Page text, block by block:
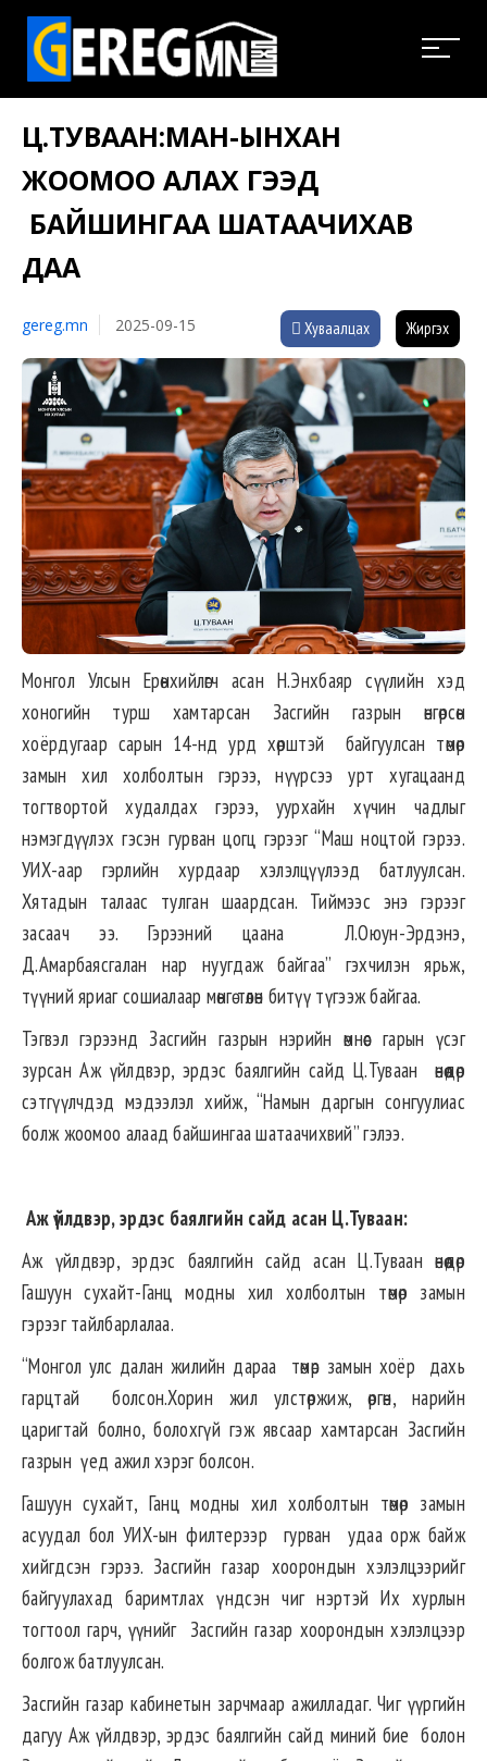
Ц.ТУВААН:МАН-ЫНХАН
ЖООМОО АЛАХ ГЭЭД
БАЙШИНГАА ШАТААЧИХАВ
ДАА
gereg.mn 2025-09-15 Хуваалцах Жиргэх
Монгол Улсын Ерөнхийлөгч асан Н.Энхбаяр сүүлийн хэд
хоногийн турш хамтарсан Засгийн газрын өнгөрсөн
хоёрдугаар сарын 14-нд урд хөрштэй байгуулсан төмөр
замын хил холболтын гэрээ, нүүрсээ урт хугацаанд
тогтвортой худалдах гэрээ, уурхайн хүчин чадлыг
нэмэгдүүлэх гэсэн гурван цогц гэрээг “Маш ноцтой гэрээ.
УИХ-аар гэрлийн хурдаар хэлэлцүүлээд батлуулсан.
Хятадын талаас тулган шаардсан. Тиймээс энэ гэрээг
засаач ээ. Гэрээний цаана Л.Оюун-Эрдэнэ,
Д.Амарбаясгалан нар нуугдаж байгаа” гэхчилэн ярьж,
түүний яриаг сошиалаар мөнгө төлөн битүү түгээж байгаа.
Тэгвэл гэрээнд Засгийн газрын нэрийн өмнөөс гарын үсэг
зурсан Аж үйлдвэр, эрдэс баялгийн сайд Ц.Туваан өнөөдөр
сэтгүүлчдэд мэдээлэл хийж, “Намын даргын сонгуулиас
болж жоомоо алаад байшингаа шатаачихвий” гэлээ.
Аж үйлдвэр, эрдэс баялгийн сайд асан Ц.Туваан:
Аж үйлдвэр, эрдэс баялгийн сайд асан Ц.Туваан өнөөдөр
Гашуун сухайт-Ганц модны хил холболтын төмөр замын
гэрээг тайлбарлалаа.
“Монгол улс далан жилийн дараа төмөр замын хоёр дахь
гарцтай болсон.Хорин жил улстөржиж, өргөн, нарийн
царигтай болно, болохгүй гэж явсаар хамтарсан Засгийн
газрын үед ажил хэрэг болсон.
Гашуун сухайт, Ганц модны хил холболтын төмөр замын
асуудал бол УИХ-ын филтерээр гурван удаа орж байж
хийгдсэн гэрээ. Засгийн газар хоорондын хэлэлцээрийг
байгуулахад баримтлах үндсэн чиг нэртэй Их хурлын
тогтоол гарч, үүнийг Засгийн газар хоорондын хэлэлцээр
болгож батлуулсан.
Засгийн газар кабинетын зарчмаар ажилладаг. Чиг үүргийн
дагуу Аж үйлдвэр, эрдэс баялгийн сайд миний бие болон